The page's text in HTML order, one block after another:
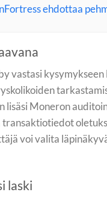
ehdottaa
vastasi kysymykseen
lisäsi Moneron
voi valita
laski